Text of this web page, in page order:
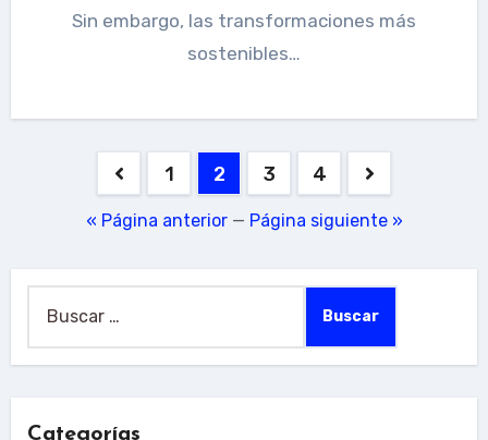
Sin embargo, las transformaciones más
sostenibles…
Paginación
1 2 3 4
« Página anterior— Página siguiente »
Categorías